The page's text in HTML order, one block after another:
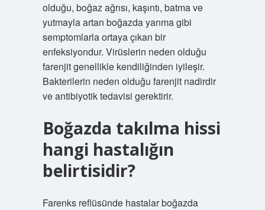
olduğu, boğaz ağrısı, kaşıntı, batma ve
yutmayla artan boğazda yanma gibi
semptomlarla ortaya çıkan bir
enfeksiyondur. Virüslerin neden olduğu
farenjit genellikle kendiliğinden iyileşir.
Bakterilerin neden olduğu farenjit nadirdir
ve antibiyotik tedavisi gerektirir.
Boğazda takılma hissi
hangi hastalığın
belirtisidir?
Farenks reflüsünde hastalar boğazda